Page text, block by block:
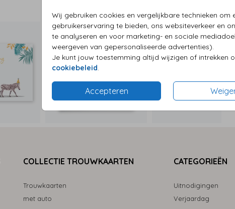
Wij gebruiken cookies en vergelijkbare technieken om
gebruikerservaring te bieden, ons websiteverkeer en
te analyseren en voor marketing- en sociale
weergeven van gepersonaliseerde advertenties).
Je kunt jouw toestemming altijd wijzigen of intrekken
cookiebeleid
Accepteren
COLLECTIE TROUWKAARTEN
Trouwkaarten
met auto
CATEGORIEËN
Uitnodigingen
Verjaardag